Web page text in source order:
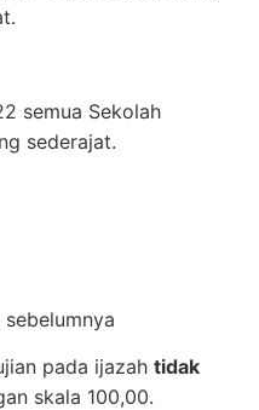
semua Sekolah
sederajat.
pada ijazah tidak
skala 100,00.